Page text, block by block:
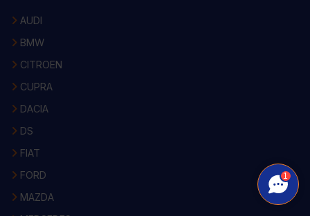
AUDI
BMW
CITROEN
CUPRA
DACIA
DS
FIAT
FORD
MAZDA
1